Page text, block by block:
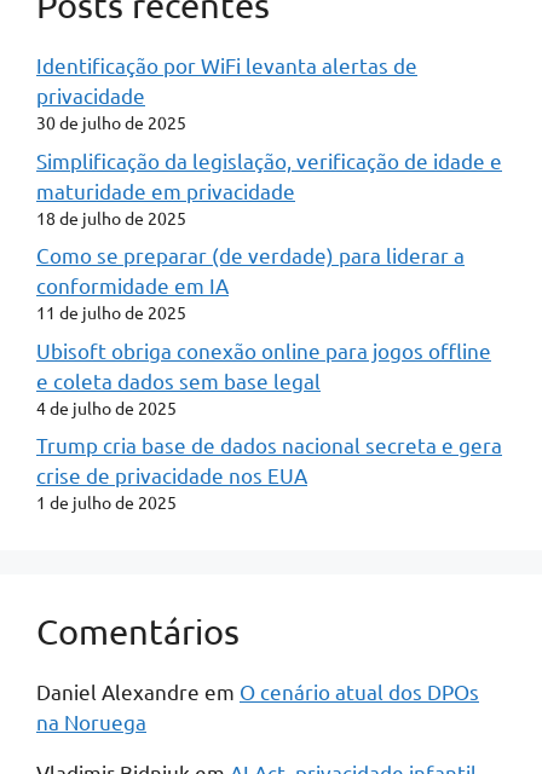
Identificação por WiFi levanta alertas de
privacidade
30 de julho de 2025
Simplificação da legislação, verificação de idade e
maturidade em privacidade
18 de julho de 2025
Como se preparar (de verdade) para liderar a
conformidade em IA
11 de julho de 2025
Ubisoft obriga conexão online para jogos offline
e coleta dados sem base legal
4 de julho de 2025
Trump cria base de dados nacional secreta e gera
crise de privacidade nos EUA
1 de julho de 2025
Comentários
Daniel Alexandre em O cenário atual dos DPOs
na Noruega